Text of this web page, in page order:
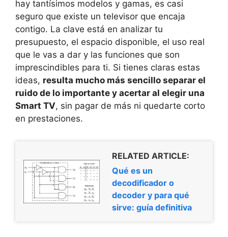
hay tantísimos modelos y gamas, es casi
seguro que existe un televisor que encaja
contigo. La clave está en analizar tu
presupuesto, el espacio disponible, el uso real
que le vas a dar y las funciones que son
imprescindibles para ti. Si tienes claras estas
ideas, resulta mucho más sencillo separar el
ruido de lo importante y acertar al elegir una
Smart TV, sin pagar de más ni quedarte corto
en prestaciones.
RELATED ARTICLE:
Qué es un
decodificador o
decoder y para qué
sirve: guía definitiva